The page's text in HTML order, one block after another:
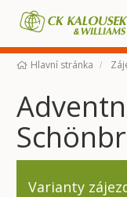
Hlavní stránka
Varianty